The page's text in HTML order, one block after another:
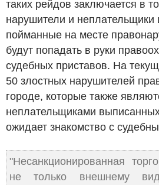
таких рейдов заключается в
нарушители и
пойманные на месте
будут попадать в руки
судебных приставов. На
50 злостных нарушителей
городе, которые также
неплательщиками
ожидает знакомство с
"Несанкционированная
не только внешнему